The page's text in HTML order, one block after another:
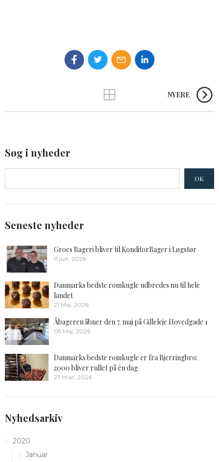
NYERE
Søg i nyheder
OK
Seneste nyheder
Groes Bageri bliver til KonditorBager i Løgstør
11 jun, 2026
Danmarks bedste romkugle udbredes nu til hele
landet
21 Maj, 2026
Åbageren åbner den 7. maj på Gilleleje Hovedgade 1
05 Maj, 2026
Danmarks bedste romkugle er fra Bjerringbro:
2000 bliver rullet på én dag
27 mar, 2026
Nyhedsarkiv
2020
Januar